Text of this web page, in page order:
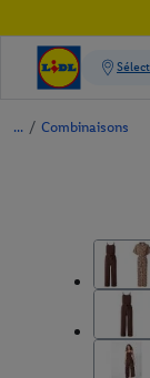
/ Combinaisons